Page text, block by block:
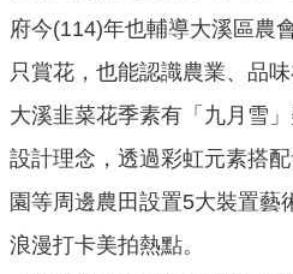
府今(114)年也輔導大溪區農
只賞花，也能認識農業、品味
大溪韭菜花季素有「九月雪
設計理念，透過彩虹元素搭
園等周邊農田設置5大裝置
浪漫打卡美拍熱點。